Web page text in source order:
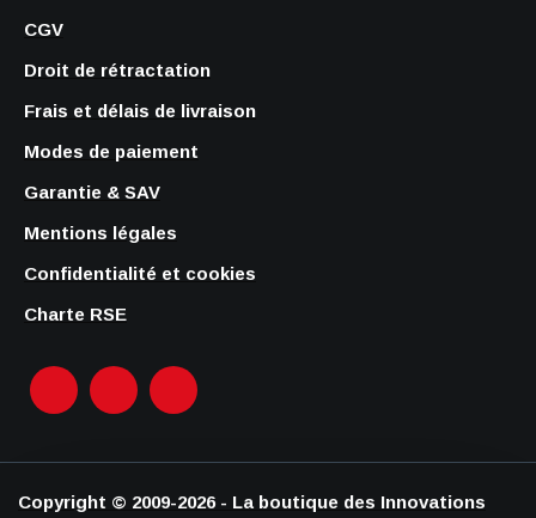
CGV
Droit de rétractation
Frais et délais de livraison
Modes de paiement
Garantie & SAV
Mentions légales
Confidentialité et cookies
Charte RSE
Copyright © 2009-2026 - La boutique des Innovations